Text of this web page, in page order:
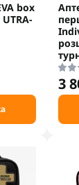
box
3